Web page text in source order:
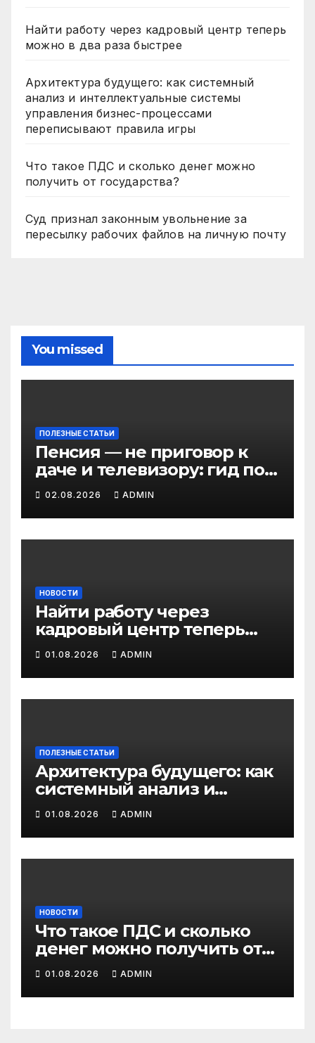
Найти работу через кадровый центр теперь
можно в два раза быстрее
Архитектура будущего: как системный
анализ и интеллектуальные системы
управления бизнес-процессами
переписывают правила игры
Что такое ПДС и сколько денег можно
получить от государства?
Суд признал законным увольнение за
пересылку рабочих файлов на личную почту
You missed
ПОЛЕЗНЫЕ СТАТЬИ
Пенсия — не приговор к
даче и телевизору: гид по
льготам для работающих
пенсионеров в 2026 году
02.08.2026 ADMIN
НОВОСТИ
Найти работу через
кадровый центр теперь
можно в два раза быстрее
01.08.2026 ADMIN
ПОЛЕЗНЫЕ СТАТЬИ
Архитектура будущего: как
системный анализ и
интеллектуальные
системы управления
бизнес-процессами
переписывают правила
01.08.2026 ADMIN
НОВОСТИ
Что такое ПДС и сколько
денег можно получить от
государства?
01.08.2026 ADMIN